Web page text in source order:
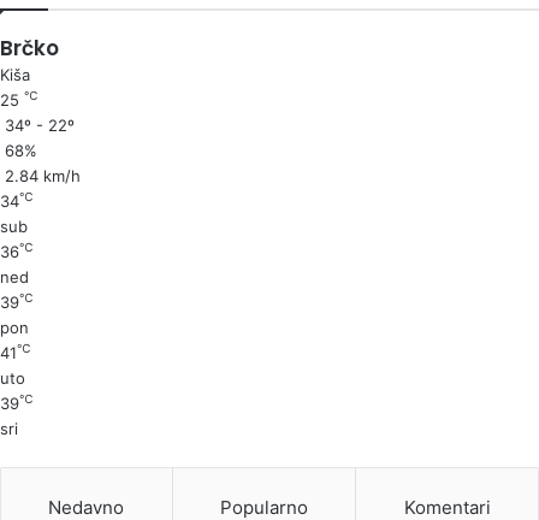
Brčko
Kiša
25 ℃
34º - 22º
68%
2.84 km/h
34℃
sub
36℃
ned
39℃
pon
41℃
uto
39℃
sri
Nedavno Popularno Komentari